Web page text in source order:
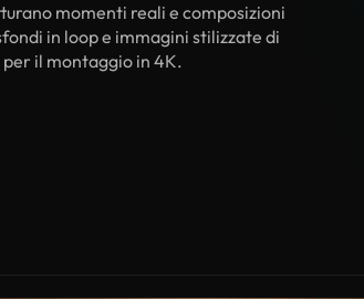
momenti reali e composizioni
in loop e immagini stilizzate di
il montaggio in 4K.